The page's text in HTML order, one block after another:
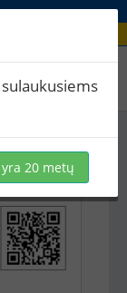
20 metų